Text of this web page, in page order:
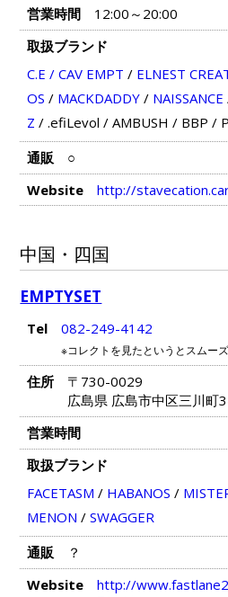
営業時間
12:00～20:00
取扱ブランド
C.E / CAV EMPT / ELNEST
OS / MACKDADDY/ NAISSANCE
Z / .efiLevol / AMBUSH / BBP /
通販
○
Website
http://
中国・四国
EMPTYSET
Tel 082-249-4142
※コレクトを見たというとスムーズ
住所
〒730-0029
広島県 広島市中区三川町
営業時間
取扱ブランド
FACETASM / HABANOS /
MENON / SWAGGER
通販
？
Website
http://